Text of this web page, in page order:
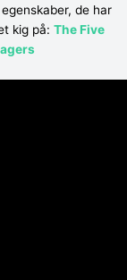
de har
kig på: The Five